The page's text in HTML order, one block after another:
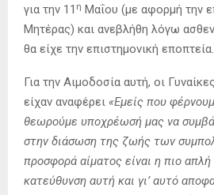
για την 11 η Μαΐου (με αφορμή την
Μητέρας) και ανεβλήθη λόγω
θα είχε την επιστημονική εποπτεία.
Για την Αιμοδοσία αυτή, οι
είχαν αναφέρει «Εμείς που
θεωρούμε υποχρέωσή μας να
στην διάσωση της ζωής των
προσφορά αίματος είναι η πιο
κατεύθυνση αυτή και γι’ αυτό